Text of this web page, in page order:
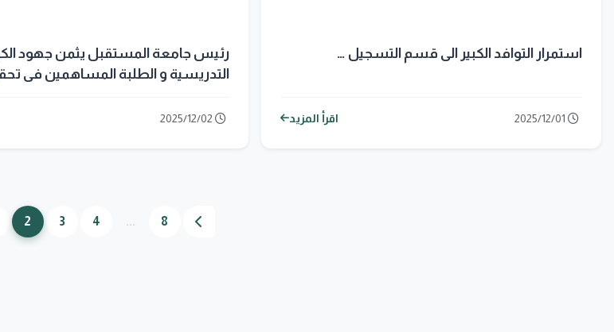
رئيس جامعة المستقبل يثمن جهود
التدريسية و الطلبة المساهمين فى
2025/12/02
استمرار التوافد الكبير الى قسم التسجيل …
اقرأ المزيد
2 3 4 ... 8